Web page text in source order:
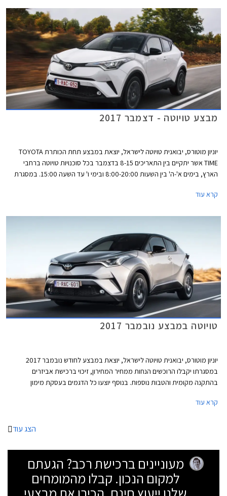
חשמלית באמצעות סוללה נטענת. רכבים היברידיים המשלבים בין מנוע בעירה
פנימית ומנוע חשמלי, מהווים טכנולוגיית ביניים עד למעבר לרכב חשמלי מלא.
רכבי פלאג-אין הייברידיים לוקחים את הטכנולוגיה צעד אחד קדימה ומאפשרים
את טעינת הסוללה באמצעות רשת החשמל.
מבצע טויוטה - דצמבר 2017
יוניון מוטורס, יבואנית טויוטה לישראל, יוצאת במבצע תחת הכותרת TOYOTA
TIME אשר יתקיים בין התאריכים 8-15 בדצמבר בכל סוכנויות טויוטה ברחבי
הארץ, בימים א'-ה' בין השעות 8:00-20:00 ובימי ו' עד השעה 15:00. במסגרת
1.95%, וטרייד-אין.
קרא עוד
טויוטה במבצע נובמבר 2017
יוניון מוטורס, יבואנית טויוטה לישראל, יוצאת במבצע לחודש נובמבר 2017
במסגרתו יקבלו הרוכשים הנחות ממחיר המחירון, זיכוי ברכישת אביזרים
בהתקנה מקומית והטבות נוספות. בנוסף יוצעו כל הדגמים בעסקת מימון
תקף עד 30.11.2017.
קרא עוד
הצג עוד
מעוניינים ברכישת רכב? הגעתם
למקום הנכון. קבלו מהמומחים